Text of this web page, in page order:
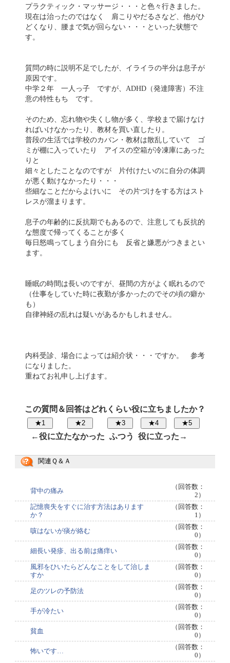
プラクティック・マッサージ・・・と色々行きました。
現在は治ったのではなく 肩こりやだるさなど、他がひ
どくなり、腰まで気が回らない・・・といった状態で
す。
質問の時に説明不足でしたが、イライラの半分は息子が
原因です。
中学２年 一人っ子 ですが、ADHD（発達障害）不注
意の特性もち です。
そのため、忘れ物や失くし物が多く、学校まで届けなけ
ればいけなかったり、教材を買い直したり。
普段の生活では学校のカバン・教材は散乱していて ゴ
ミが棚に入っていたり アイスの空箱が冷凍庫にあった
りと
細々としたことなのですが 片付けたいのに自分の体調
が悪く動けなかったり・・・
些細なことだからよけいに その片づけをする方はスト
レスが溜まります。
息子の年齢的に反抗期でもあるので、注意しても反抗的
な態度で帰ってくることが多く
毎日怒鳴ってしまう自分にも 反省と嫌悪がつきまとい
ます。
睡眠の時間は長いのですが、昼間の方がよく眠れるので
（仕事をしていた時に夜勤が多かったのでその頃の癖か
も）
自律神経の乱れは疑いがあるかもしれません。
内科受診、場合によっては紹介状・・・ですか。 参考
になりました。
重ねてお礼申し上げます。
この質問＆回答はどれくらい役に立ちましたか？
←役に立たなかった ふつう 役に立った→
関連Ｑ＆Ａ
背中の痛み
（回答数：
2）
記憶喪失をすぐに治す方法はあります
か？
（回答数：
1）
咳はないが痰が絡む
（回答数：
0）
細長い発疹、出る前は痛痒い
（回答数：
0）
風邪をひいたらどんなことをして治しま
すか
（回答数：
0）
足のツレの予防法
（回答数：
0）
手が冷たい
（回答数：
0）
貧血
（回答数：
0）
怖いです…
（回答数：
0）